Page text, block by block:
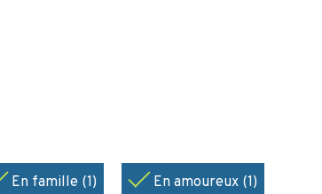
En famille (1) En amoureux (1)